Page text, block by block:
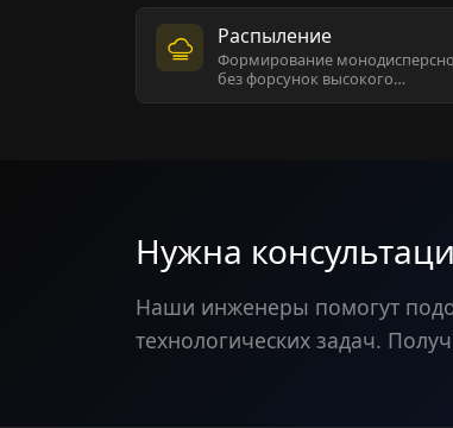
Распыление
Формирование
без форсунок высокого…
Нужна
Наши инженеры помогут
технологических задач.